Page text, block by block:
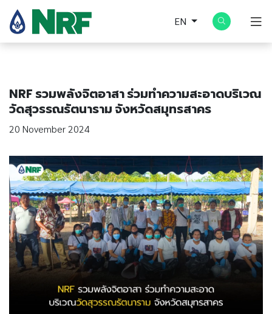
EN
NRF รวมพลังจิตอาสา ร่วมทำความสะอาดบริเวณ
วัดสุวรรณรัตนาราม จังหวัดสมุทรสาคร
20 November 2024